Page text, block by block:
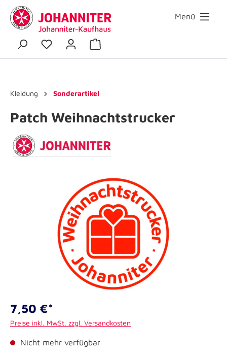
Menü
Kleidung Sonderartikel
Patch Weihnachtstrucker
7,50 €*
Preise inkl. MwSt. zzgl. Versandkosten
Nicht mehr verfügbar